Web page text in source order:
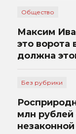
Общество
Максим
это ворота
должна
Без рубрики
млн рублей